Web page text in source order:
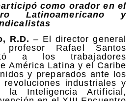
como orador en el
Latinoamericano y
R.D. – El director general
profesor Rafael Santos
a los trabajadores
América Latina y el Caribe
y preparados ante los
industriales y
Inteligencia Artificial,